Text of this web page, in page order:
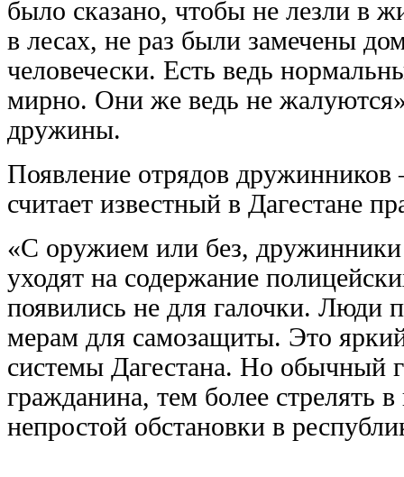
было сказано, чтобы не лезли в
в лесах, не раз были замечены
человечески. Есть ведь
мирно. Они же ведь не
дружины.
Появление отрядов дружинников
считает известный в Дагестане
«С оружием или без,
уходят на содержание
появились не для галочки. Люди
мерам для самозащиты. Это
системы Дагестана. Но обычный
гражданина, тем более стрелять
непростой обстановки в